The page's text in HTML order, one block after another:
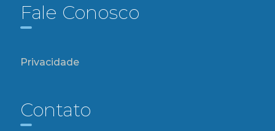
Fale Conosco
Privacidade
Contato